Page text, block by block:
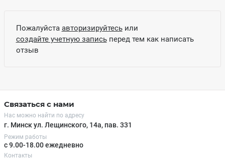
Пожалуйста авторизируйтесьили
создайте учетную записьперед тем как написать
отзыв
Связаться с нами
Нас можно найти по адресу
г. Минск ул. Лещинского, 14а, пав. 331
Режим работы
с 9.00-18.00 ежедневно
Контакты